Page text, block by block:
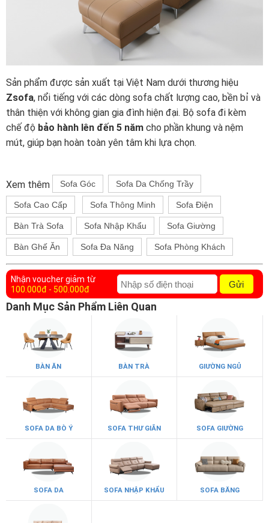
Sản phẩm được sản xuất tại Việt Nam dưới thương hiệu
Zsofa, nổi tiếng với các dòng sofa chất lượng cao, bền bỉ và
thân thiện với không gian gia đình hiện đại. Bộ sofa đi kèm
chế độ bảo hành lên đến 5 năm cho phần khung và nệm
mút, giúp bạn hoàn toàn yên tâm khi lựa chọn.
Xem thêm Sofa Góc Sofa Da Chống Trầy
Sofa Cao Cấp Sofa Thông Minh Sofa Điện
Bàn Trà Sofa Sofa Nhập Khẩu Sofa Giường
Bàn Ghế Ăn Sofa Đa Năng Sofa Phòng Khách
Nhận voucher giảm từ
100.000đ - 500.000đ
Gửi
Danh Mục Sản Phẩm Liên Quan
BÀN ĂN BÀN TRÀ GIƯỜNG NGỦ
SOFA DA BÒ Ý SOFA THƯ GIÃN SOFA GIƯỜNG
SOFA DA SOFA NHẬP KHẨU SOFA BĂNG